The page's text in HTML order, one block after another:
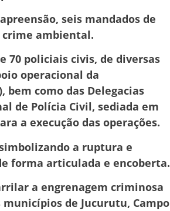
seis mandados de
crime ambiental.
70 policiais civis, de diversas
operacional da
bem como das Delegacias
de Polícia Civil, sediada em
a execução das operações.
a ruptura e
forma articulada e encoberta.
a engrenagem criminosa
de Jucurutu, Campo